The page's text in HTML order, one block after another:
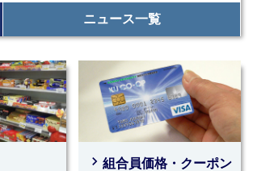
ニュース一覧
navigate_next 組合員価格・クーポン